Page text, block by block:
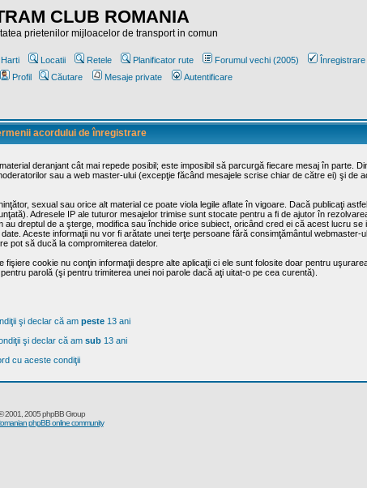
CLUB ROMANIA
prietenilor mijloacelor de transport in comun
Harti Locatii Retele Planificator rute Forumul vechi (2005)
Înregistrare
Profil Căutare Mesaje private Autentificare
acordului de înregistrare
deranjant cât mai repede posibil; este imposibil să parcurgă fiecare mesaj în parte.
sau a web master-ului (excepţie făcând mesajele scrise chiar de către ei) şi de
sexual sau orice alt material ce poate viola legile aflate în vigoare. Dacă publicaţi
Adresele IP ale tuturor mesajelor trimise sunt stocate pentru a fi de ajutor în
dreptul de a şterge, modifica sau închide orice subiect, oricând cred ei că acest lucru se
Aceste informaţii nu vor fi arătate unei terţe persoane fără consimţământul webmaster-
pot să ducă la compromiterea datelor.
cookie nu conţin informaţii despre alte aplicaţii ci ele sunt folosite doar pentru
parolă (şi pentru trimiterea unei noi parole dacă aţi uitat-o pe cea curentă).
şi declar că am peste 13 ani
şi declar că am sub13 ani
cu aceste condiţii
2001, 2005 phpBB Group
phpBB online community